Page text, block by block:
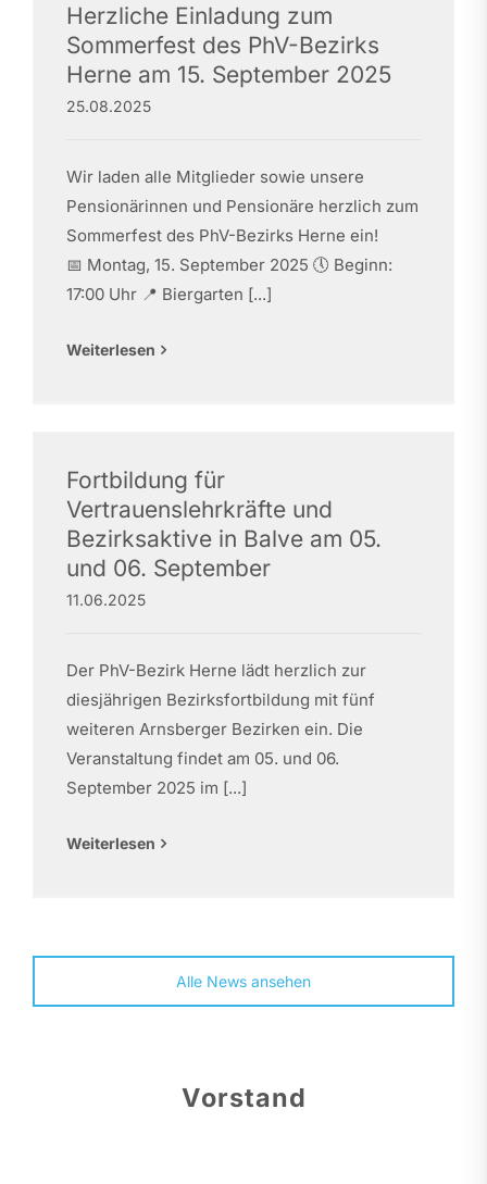
Herzliche Einladung zum
Sommerfest des PhV-Bezirks
Herne am 15. September 2025
25.08.2025
Wir laden alle Mitglieder sowie unsere
Pensionärinnen und Pensionäre herzlich zum
Sommerfest des PhV-Bezirks Herne ein!
📅 Montag, 15. September 2025 🕔 Beginn:
17:00 Uhr 📍 Biergarten [...]
Weiterlesen
Fortbildung für
Vertrauenslehrkräfte und
Bezirksaktive in Balve am 05.
und 06. September
11.06.2025
Der PhV-Bezirk Herne lädt herzlich zur
diesjährigen Bezirksfortbildung mit fünf
weiteren Arnsberger Bezirken ein. Die
Veranstaltung findet am 05. und 06.
September 2025 im [...]
Weiterlesen
Alle News ansehen
Vorstand